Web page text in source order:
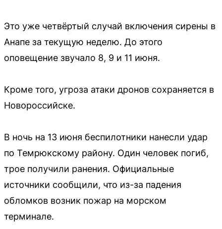
Это уже четвёртый случай включения сирены в
Анапе за текущую неделю. До этого
оповещение звучало 8, 9 и 11 июня.
Кроме того, угроза атаки дронов сохраняется в
Новороссийске.
В ночь на 13 июня беспилотники нанесли удар
по Темрюкскому району. Один человек погиб,
трое получили ранения. Официальные
источники сообщили, что из-за падения
обломков возник пожар на морском
терминале.